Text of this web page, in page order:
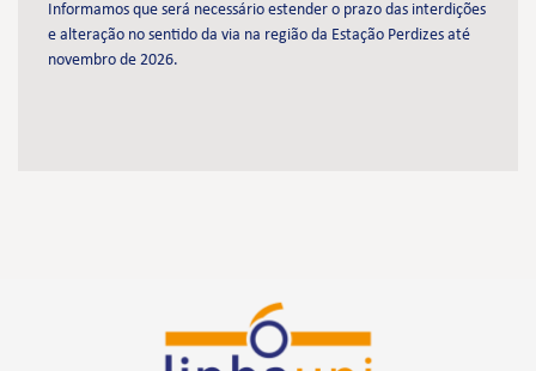
Informamos que será necessário estender o prazo das interdições
e alteração no sentido da via na região da Estação Perdizes até
novembro de 2026.